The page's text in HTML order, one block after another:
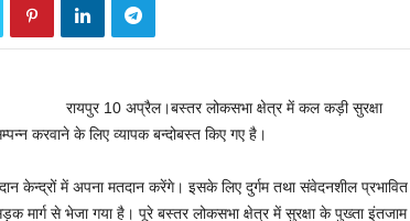
रायपुर 10 अप्रैल।बस्तर लोकसभा क्षेत्र में कल कड़ी सुरक्षा
करवाने के लिए व्यापक बन्दोबस्त किए गए है।
केन्द्रों में अपना मतदान करेंगे। इसके लिए दुर्गम तथा संवेदनशील प्रभावित
सड़क मार्ग से भेजा गया है। पूरे बस्तर लोकसभा क्षेत्र में सुरक्षा के पुख्ता इंतजाम